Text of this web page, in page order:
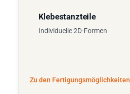
Klebestanzteile
Individuelle 2D-Formen
Zu den Fertigungsmöglichkeiten